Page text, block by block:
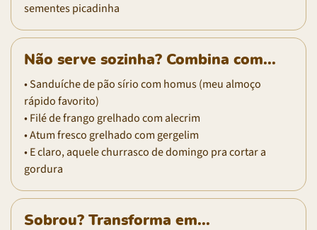
sementes picadinha
Não serve sozinha? Combina com...
• Sanduíche de pão sírio com homus (meu almoço
rápido favorito)
• Filé de frango grelhado com alecrim
• Atum fresco grelhado com gergelim
• E claro, aquele churrasco de domingo pra cortar a
gordura
Sobrou? Transforma em...